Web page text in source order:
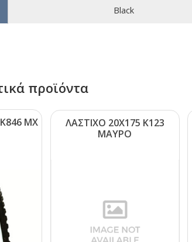
Black
προϊόντα
ΜΧ
ΛΑΣΤΙΧΟ 20Χ175 Κ123
ΜΑΥΡΟ